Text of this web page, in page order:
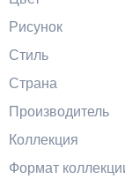
Рисунок
Стиль
Страна
Производитель
Коллекция
Формат